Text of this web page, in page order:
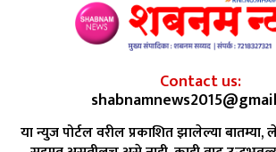
Contact us:
या न्युज पोर्टल वरील प्रकाशित झालेल्या